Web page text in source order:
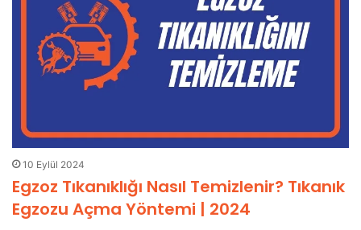
10 Eylül 2024
Egzoz Tıkanıklığı Nasıl Temizlenir? Tıkanık
Egzozu Açma Yöntemi | 2024